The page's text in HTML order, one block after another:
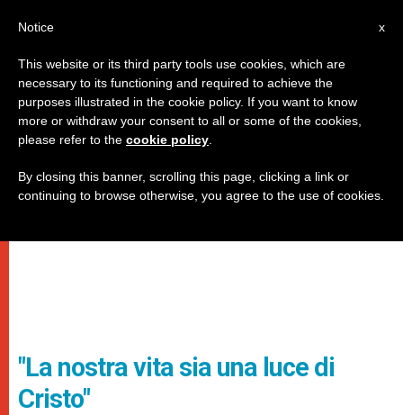
"La nostra vita sia una luce di
Cristo"
x
Notice
This website or its third party tools use cookies, which are
necessary to its functioning and required to achieve the
purposes illustrated in the cookie policy. If you want to know
more or withdraw your consent to all or some of the cookies,
please refer to the cookie policy
By closing this banner, scrolling this page, clicking a link or
continuing to browse otherwise, you agree to the use of cookies.